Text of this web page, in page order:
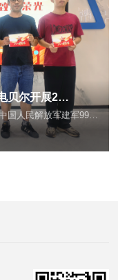
致敬八一荣光 礼赞最美担当——美电贝尔开展2026年“八一”建军节慰问及表彰退役军人活动
九十九载峥嵘岁月，九十九载铁血荣光。在中国人民解放军建军99周年之际，美电贝尔科技集团开展了2026年“八一”建军节慰问退役军人职工及“年度最美退役军人”表彰活动。